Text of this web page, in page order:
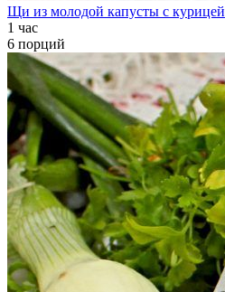
Щи из молодой капусты с курицей
1 час
6 порций